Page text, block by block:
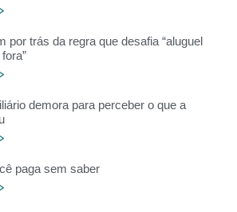
por trás da regra que desafia “aluguel
demora para perceber o que a
paga sem saber